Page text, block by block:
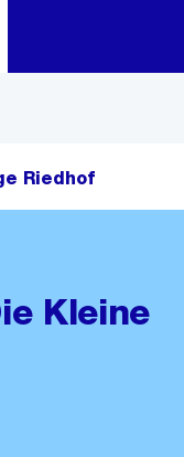
Riedhof
Kleine